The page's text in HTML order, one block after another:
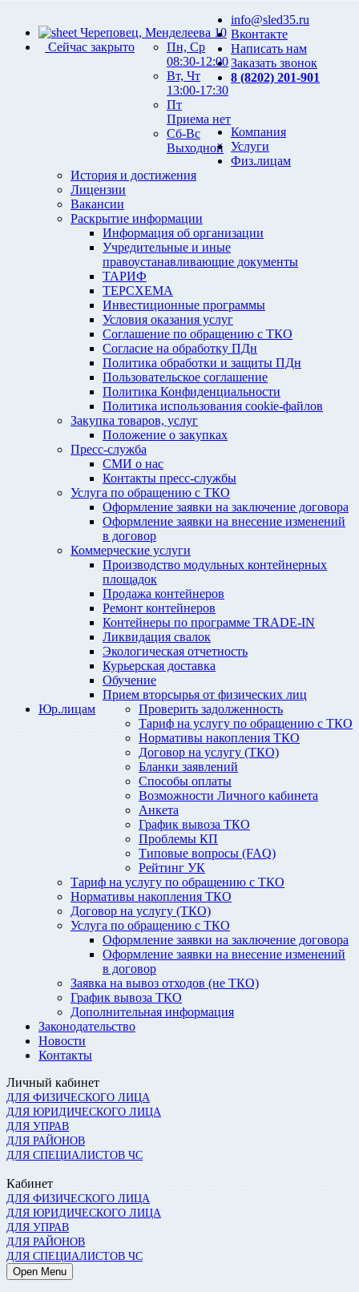
Череповец, Менделеева 10
Сейчас закрыто
Пн, Ср
08:30-12:00
Вт, Чт
13:00-17:30
Пт
Приема нет
Сб-Вс
Выходной
info@sled35.ru
Вконтакте
Написать нам
Заказать звонок
8 (8202) 201-901
Компания
История и достижения
Лицензии
Вакансии
Раскрытие информации
Информация об организации
Учредительные и иные
правоустанавливающие документы
ТАРИФ
ТЕРСХЕМА
Инвестиционные программы
Условия оказания услуг
Соглашение по обращению с ТКО
Согласие на обработку ПДн
Политика обработки и защиты ПДн
Пользовательское соглашение
Политика Конфиденциальности
Политика использования cookie-файлов
Закупка товаров, услуг
Положение о закупках
Пресс-служба
СМИ о нас
Контакты пресс-службы
Услуги
Услуга по обращению с ТКО
Оформление заявки на заключение договора
Оформление заявки на внесение изменений
в договор
Коммерческие услуги
Производство модульных контейнерных
площадок
Продажа контейнеров
Ремонт контейнеров
Контейнеры по программе TRADE-IN
Ликвидация свалок
Экологическая отчетность
Курьерская доставка
Обучение
Прием вторсырья от физических лиц
Физ.лицам
Проверить задолженность
Тариф на услугу по обращению с ТКО
Нормативы накопления ТКО
Договор на услугу (ТКО)
Бланки заявлений
Способы оплаты
Возможности Личного кабинета
Анкета
График вывоза ТКО
Проблемы КП
Типовые вопросы (FAQ)
Рейтинг УК
Юр.лицам
Тариф на услугу по обращению с ТКО
Нормативы накопления ТКО
Договор на услугу (ТКО)
Услуга по обращению с ТКО
Оформление заявки на заключение договора
Оформление заявки на внесение изменений
в договор
Заявка на вывоз отходов (не ТКО)
График вывоза ТКО
Дополнительная информация
Законодательство
Новости
Контакты
Личный кабинет
ДЛЯ ФИЗИЧЕСКОГО ЛИЦА
ДЛЯ ЮРИДИЧЕСКОГО ЛИЦА
ДЛЯ УПРАВ
ДЛЯ РАЙОНОВ
ДЛЯ СПЕЦИАЛИСТОВ ЧС
Кабинет
ДЛЯ ФИЗИЧЕСКОГО ЛИЦА
ДЛЯ ЮРИДИЧЕСКОГО ЛИЦА
ДЛЯ УПРАВ
ДЛЯ РАЙОНОВ
ДЛЯ СПЕЦИАЛИСТОВ ЧС
Open Menu